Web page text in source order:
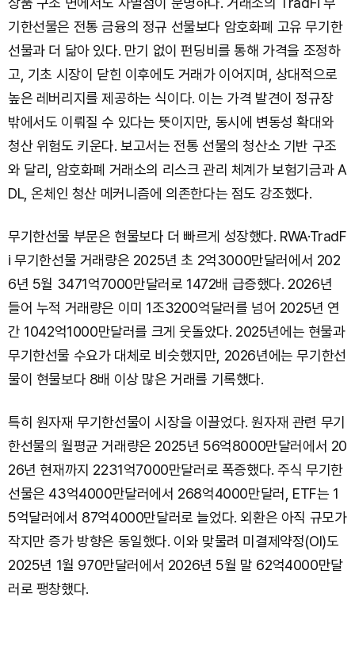
기한선물은 전통 금융의 정규 선물보다 암호화폐 고유 무기한
선물과 더 닮아 있다. 만기 없이 펀딩비를 통해 가격을 조정하
고, 기초 시장이 닫힌 이후에도 거래가 이어지며, 상대적으로
높은 레버리지를 제공하는 식이다. 이는 가격 발견이 정규장
밖에서도 이뤄질 수 있다는 뜻이지만, 동시에 변동성 확대와
청산 위험도 키운다. 보고서는 전통 선물의 청산소 기반 구조
와 달리, 암호화폐 거래소의 리스크 관리 체계가 보험기금과 A
DL, 온체인 청산 메커니즘에 의존한다는 점도 강조했다.
무기한선물 부문은 현물보다 더 빠르게 성장했다. RWA·TradF
i 무기한선물 거래량은 2025년 초 2억3000만달러에서 202
6년 5월 3471억7000만달러로 1472배 급증했다. 2026년
들어 누적 거래량은 이미 1조3200억달러를 넘어 2025년 연
간 1042억1000만달러를 크게 웃돌았다. 2025년에는 현물과
무기한선물 수요가 대체로 비슷했지만, 2026년에는 무기한선
물이 현물보다 8배 이상 많은 거래를 기록했다.
특히 원자재 무기한선물이 시장을 이끌었다. 원자재 관련 무기
한선물의 월평균 거래량은 2025년 56억8000만달러에서 20
26년 현재까지 2231억7000만달러로 폭증했다. 주식 무기한
선물은 43억4000만달러에서 268억4000만달러, ETF는 1
5억달러에서 87억4000만달러로 늘었다. 외환은 아직 규모가
작지만 증가 방향은 동일했다. 이와 맞물려 미결제약정(OI)도
2025년 1월 970만달러에서 2026년 5월 말 62억4000만달
러로 팽창했다.